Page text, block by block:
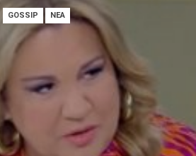
GOSSIP ΝΈΑ